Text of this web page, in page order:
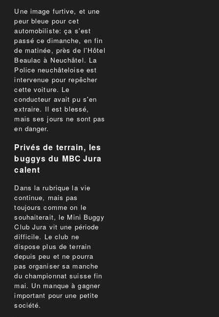
Une image furtive, et une
peur bleue pour cet
automobiliste: ça s'est
passé ce dimanche, en fin
de matinée, près de l'Hôtel
Beaulac à Neuchâtel. La
Police neuchâteloise est
intervenue pour repêcher
cette voiture. Le
conducteur avait pu s'en
extraire. Il est blessé,
mais ses jours ne sont pas
en danger.
Privés de terrain, les
buggys du MBC Jura
calent
Dans la rubrique la vie
continue, mais pas
toujours comme on le
souhaiterait, le Mini Buggy
Club Jura vit une période
difficile. Le club ne
dispose plus de terrain
depuis peu et ne pourra
pas organiser sa manche
du championnat suisse fin
mai. Un manque à gagner
important pour une petite
société.